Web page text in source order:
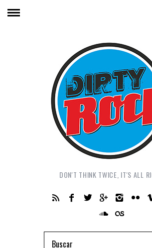
DON'T THINK TWICE, IT'S ALL